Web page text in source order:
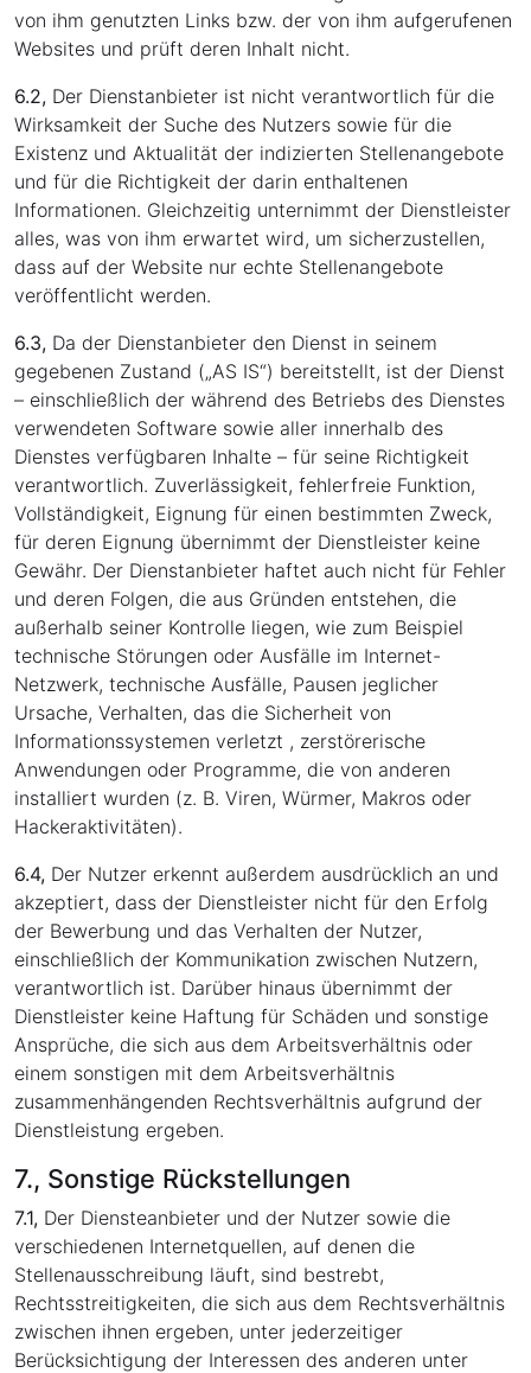
von ihm genutzten Links bzw. der von ihm aufgerufenen
Websites und prüft deren Inhalt nicht.
6.2, Der Dienstanbieter ist nicht verantwortlich für die
Wirksamkeit der Suche des Nutzers sowie für die
Existenz und Aktualität der indizierten Stellenangebote
und für die Richtigkeit der darin enthaltenen
Informationen. Gleichzeitig unternimmt der Dienstleister
alles, was von ihm erwartet wird, um sicherzustellen,
dass auf der Website nur echte Stellenangebote
veröffentlicht werden.
6.3, Da der Dienstanbieter den Dienst in seinem
gegebenen Zustand („AS IS“) bereitstellt, ist der Dienst
– einschließlich der während des Betriebs des Dienstes
verwendeten Software sowie aller innerhalb des
Dienstes verfügbaren Inhalte – für seine Richtigkeit
verantwortlich. Zuverlässigkeit, fehlerfreie Funktion,
Vollständigkeit, Eignung für einen bestimmten Zweck,
für deren Eignung übernimmt der Dienstleister keine
Gewähr. Der Dienstanbieter haftet auch nicht für Fehler
und deren Folgen, die aus Gründen entstehen, die
außerhalb seiner Kontrolle liegen, wie zum Beispiel
technische Störungen oder Ausfälle im Internet-
Netzwerk, technische Ausfälle, Pausen jeglicher
Ursache, Verhalten, das die Sicherheit von
Informationssystemen verletzt , zerstörerische
Anwendungen oder Programme, die von anderen
installiert wurden (z. B. Viren, Würmer, Makros oder
Hackeraktivitäten).
6.4, Der Nutzer erkennt außerdem ausdrücklich an und
akzeptiert, dass der Dienstleister nicht für den Erfolg
der Bewerbung und das Verhalten der Nutzer,
einschließlich der Kommunikation zwischen Nutzern,
verantwortlich ist. Darüber hinaus übernimmt der
Dienstleister keine Haftung für Schäden und sonstige
Ansprüche, die sich aus dem Arbeitsverhältnis oder
einem sonstigen mit dem Arbeitsverhältnis
zusammenhängenden Rechtsverhältnis aufgrund der
Dienstleistung ergeben.
7., Sonstige Rückstellungen
7.1, Der Diensteanbieter und der Nutzer sowie die
verschiedenen Internetquellen, auf denen die
Stellenausschreibung läuft, sind bestrebt,
Rechtsstreitigkeiten, die sich aus dem Rechtsverhältnis
zwischen ihnen ergeben, unter jederzeitiger
Berücksichtigung der Interessen des anderen unter